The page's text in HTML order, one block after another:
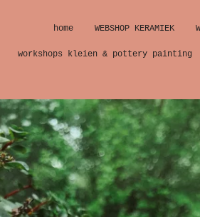
home WEBSHOP KERAMIEK
workshops kleien & pottery painting